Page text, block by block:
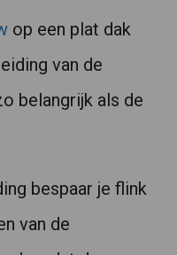
op een plat dak
van de
belangrijk als de
bespaar je flink
van de